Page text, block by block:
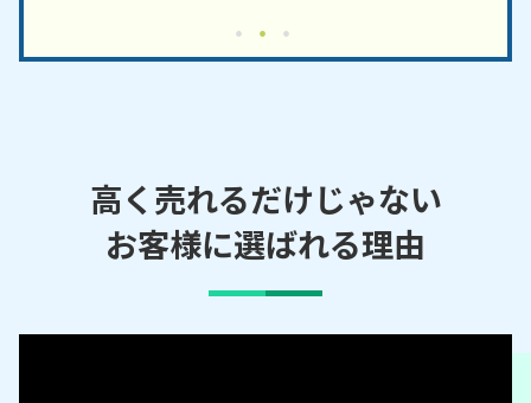
高く売れるだけじゃない
お客様に選ばれる理由